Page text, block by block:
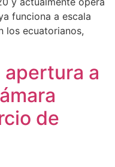
funciona a escala
los ecuatorianos,
a
de